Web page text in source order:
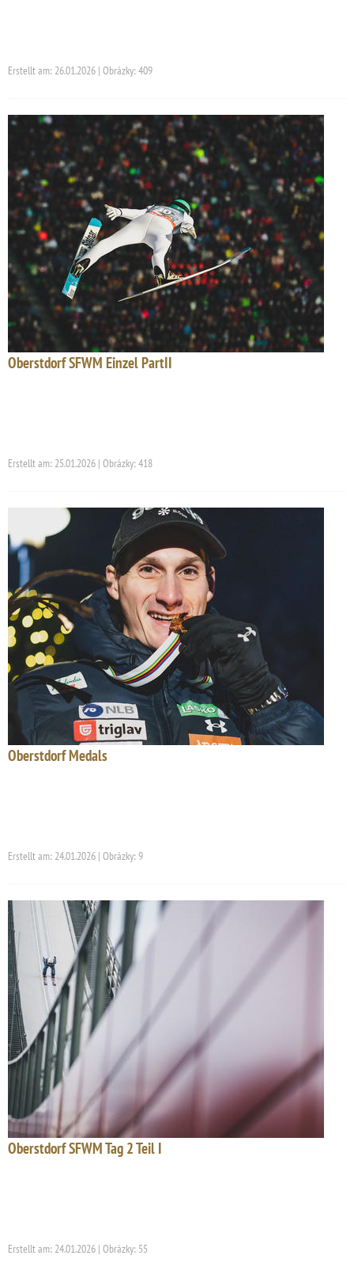
Erstellt am: 26.01.2026 | Obrázky: 409
Oberstdorf SFWM Einzel PartII
Erstellt am: 25.01.2026 | Obrázky: 418
Oberstdorf Medals
Erstellt am: 24.01.2026 | Obrázky: 9
Oberstdorf SFWM Tag 2 Teil I
Erstellt am: 24.01.2026 | Obrázky: 55